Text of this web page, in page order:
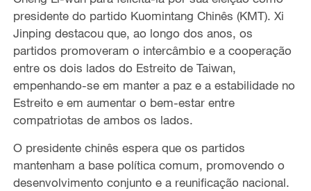
presidente do partido Kuomintang Chinês (KMT). Xi
Jinping destacou que, ao longo dos anos, os
partidos promoveram o intercâmbio e a cooperação
entre os dois lados do Estreito de Taiwan,
empenhando-se em manter a paz e a estabilidade no
Estreito e em aumentar o bem-estar entre
compatriotas de ambos os lados.
O presidente chinês espera que os partidos
mantenham a base política comum, promovendo o
desenvolvimento conjunto e a reunificação nacional.